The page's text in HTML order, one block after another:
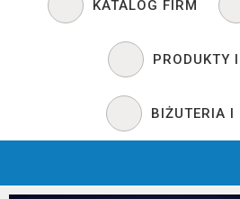
KATALOG FIRM
PRODUKTY
BIŻUTERIA I